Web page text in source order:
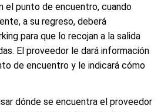
el punto de encuentro, cuando
a su regreso, deberá
para que lo recojan a la salida
El proveedor le dará información
de encuentro y le indicará cómo
dónde se encuentra el proveedor